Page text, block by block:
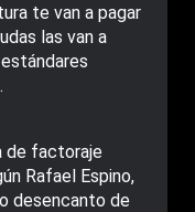
te van a pagar
las van a
de factoraje
Rafael Espino,
desencanto de